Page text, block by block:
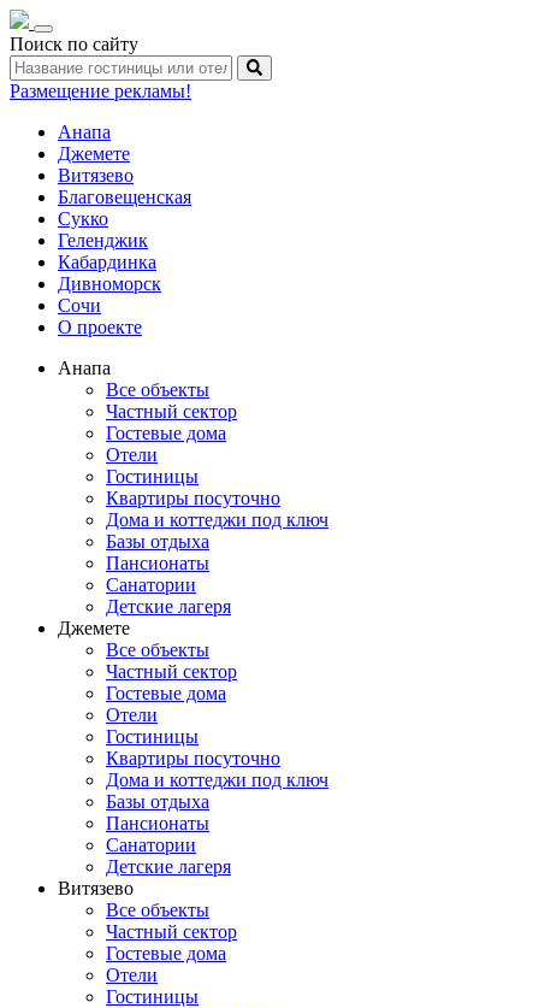
Toggle
navigation
Поиск по сайту
Размещение рекламы!
Анапа
Джемете
Витязево
Благовещенская
Сукко
Геленджик
Кабардинка
Дивноморск
Сочи
О проекте
Анапа
Все объекты
Частный сектор
Гостевые дома
Отели
Гостиницы
Квартиры посуточно
Дома и коттеджи под ключ
Базы отдыха
Пансионаты
Санатории
Детские лагеря
Джемете
Все объекты
Частный сектор
Гостевые дома
Отели
Гостиницы
Квартиры посуточно
Дома и коттеджи под ключ
Базы отдыха
Пансионаты
Санатории
Детские лагеря
Витязево
Все объекты
Частный сектор
Гостевые дома
Отели
Гостиницы